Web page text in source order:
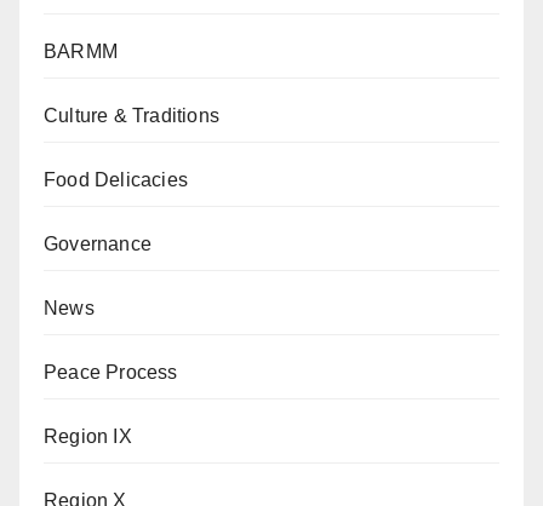
BARMM
Culture & Traditions
Food Delicacies
Governance
News
Peace Process
Region IX
Region X